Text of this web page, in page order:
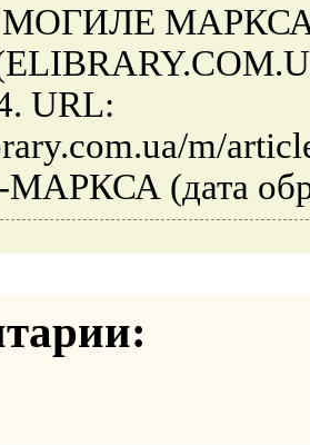
МАРКСА
URL:
m/
(дата